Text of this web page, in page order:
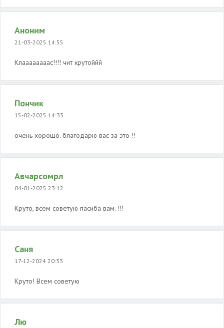
Аноним
21-03-2025 14:55
Клаааааааас!!!! чит крутоййй
Пончик
15-02-2025 14:33
очень хорошо. благодарю вас за это !!
Авчарсомрл
04-01-2025 23:12
Круто, всем советую пасиба вам. !!!
Саня
17-12-2024 20:33
Круто! Всем советую
Лю